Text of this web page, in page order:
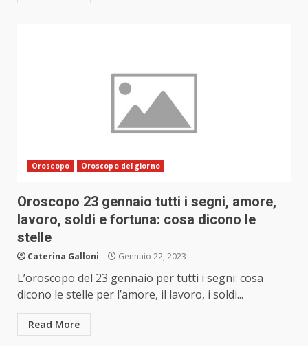
Oroscopo Oroscopo del giorno
Oroscopo 23 gennaio tutti i segni, amore,
lavoro, soldi e fortuna: cosa dicono le
stelle
Caterina Galloni Gennaio 22, 2023
L’oroscopo del 23 gennaio per tutti i segni: cosa
dicono le stelle per l’amore, il lavoro, i soldi...
Read More